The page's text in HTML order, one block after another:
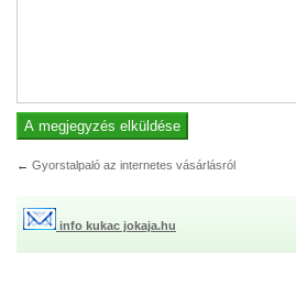
← Gyorstalpaló az internetes vásárlásról
info kukac jokaja.hu